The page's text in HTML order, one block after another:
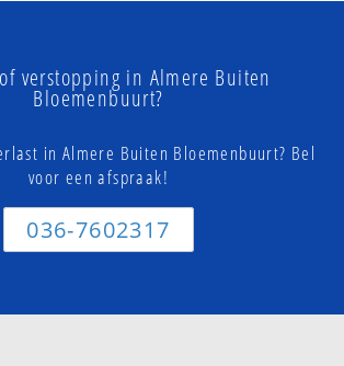
verstopping in Almere Buiten
Bloemenbuurt?
in Almere Buiten Bloemenbuurt? Bel
voor een afspraak!
036-7602317